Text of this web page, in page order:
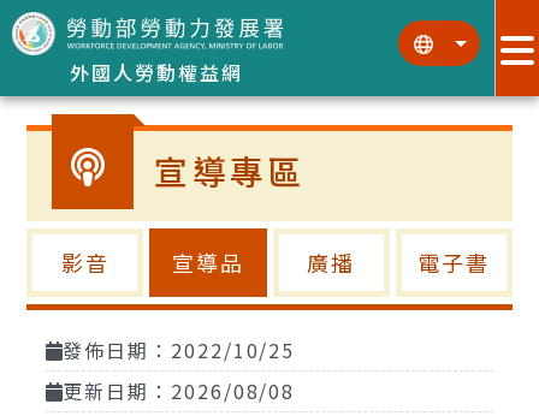
跳到主要內容區塊
外國人勞動權益網
::: :::
宣導專區
影音 宣導品 廣播 電子書
發佈日期：2022/10/25
更新日期：2026/08/08